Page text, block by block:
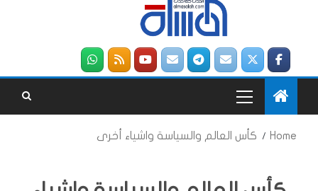
Home كأس العالم والسياسة واشياء أخرى